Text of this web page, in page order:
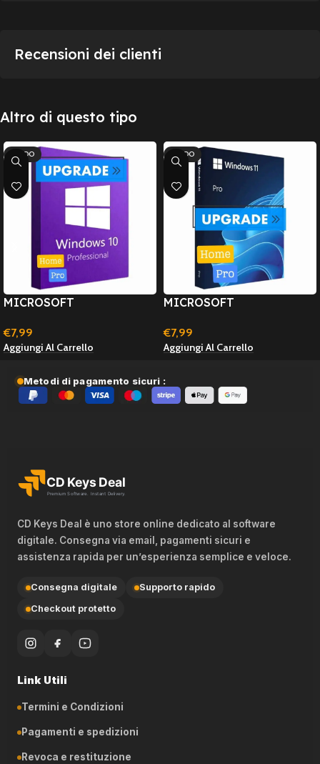
Recensioni dei clienti
Altro di questo tipo
CALDO
MICROSOFT
sistema operativo a
Windows 10 Professional
Microsoft
€7,99
Aggiungi Al Carrello
CALDO
MICROSOFT
sistema operativo a
Windows 11 Professional
Microsoft
€7,99
Aggiungi Al Carrello
Metodi di pagamento sicuri :
CD Keys Deal è uno store online dedicato al software
digitale. Consegna via email, pagamenti sicuri e
assistenza rapida per un’esperienza semplice e veloce.
Consegna digitale
Supporto rapido
Checkout protetto
Link Utili
Termini e Condizioni
Pagamenti e spedizioni
Revoca e restituzione